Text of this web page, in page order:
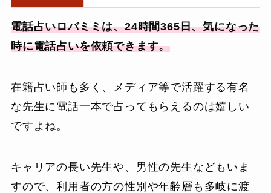
電話占いロバミミは、24時間365日、気になった
時に電話占いを依頼できます。
在籍占い師も多く、メディア等で活躍する有名
な先生に電話一本で占ってもらえるのは嬉しい
ですよね。
キャリアの長い先生や、男性の先生などもいま
すので、利用者の方の性別や年齢層も多岐に渡